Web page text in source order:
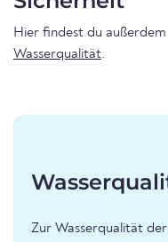
Hier findest du
Wasserqualität.
Zur Wasserqualität